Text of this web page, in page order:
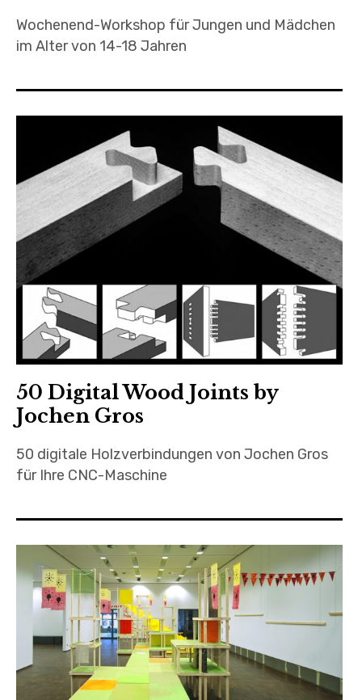
Wochenend-Workshop für Jungen und Mädchen
im Alter von 14-18 Jahren
50 Digital Wood Joints by
Jochen Gros
50 digitale Holzverbindungen von Jochen Gros
für Ihre CNC-Maschine